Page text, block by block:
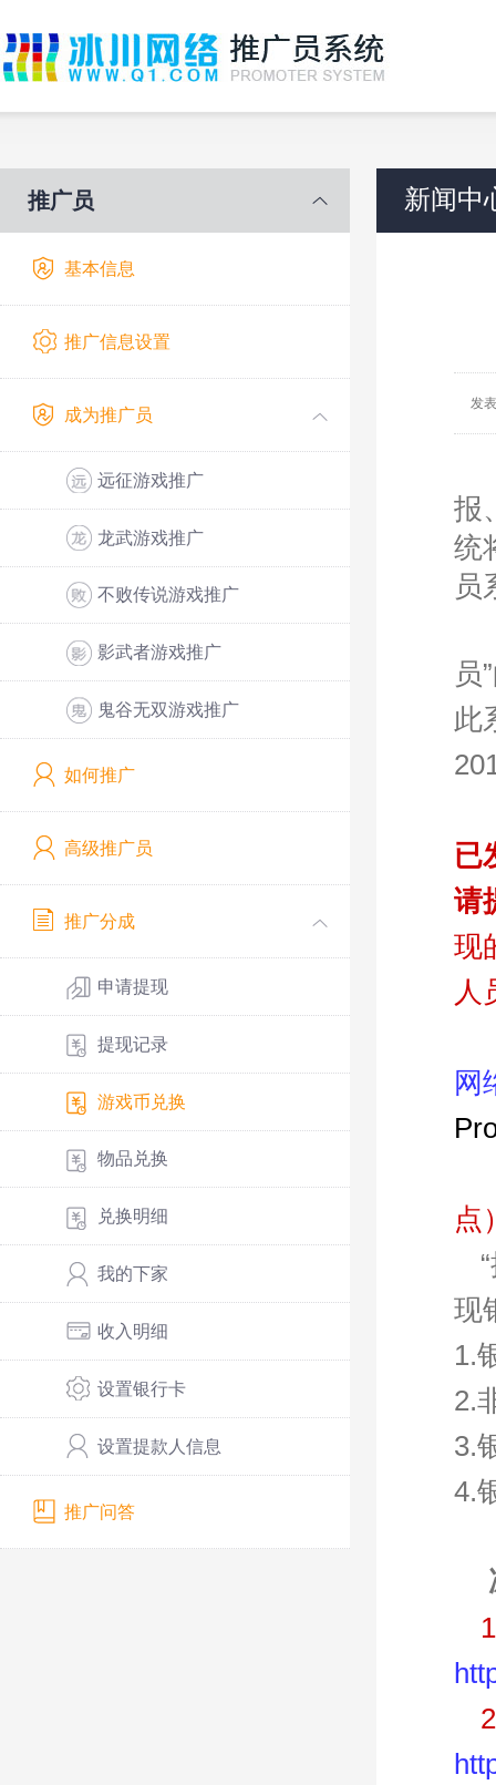
推广员
基本信息
推广信息设置
成为推广员
远征游戏推广
龙武游戏推广
不败传说游戏推广
影武者游戏推广
鬼谷无双游戏推广
如何推广
高级推广员
推广分成
申请提现
提现记录
游戏币兑换
物品兑换
兑换明细
我的下家
收入明细
设置银行卡
设置提款人信息
推广问答
新闻中
发
报
统
员
员
此
已
请
现
人
网
点
现
1.
2.
3.
4.